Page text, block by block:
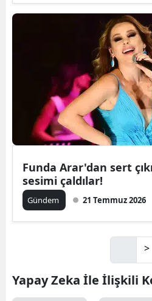
Funda Arar'dan sert
sesimi çaldılar!
Gündem 21 Temmuz 2026
>
Yapay Zeka İle İlişkili